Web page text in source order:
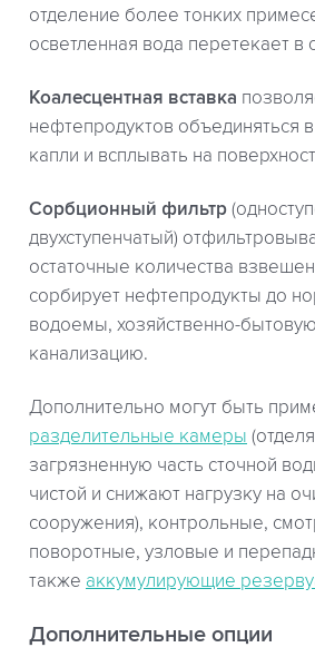
отделение более тонких
осветленная вода перетекает в
Коалесцентная вставка
нефтепродуктов объединяться
капли и всплывать на
Сорбционный фильтр
двухступенчатый)
остаточные количества
сорбирует нефтепродукты до
водоемы, хозяйственно-
канализацию.
Дополнительно могут быть
разделительные камеры
загрязненную часть сточной
чистой и снижают нагрузку на
сооружения), контрольные,
поворотные, узловые и
также аккумулирующие
Дополнительные опции